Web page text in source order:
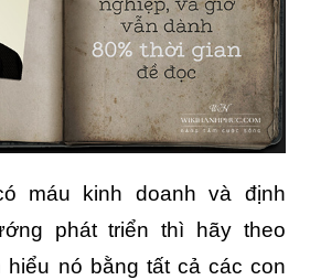
máu kinh doanh và định
phát triển thì hãy theo
hiểu nó bằng tất cả các con